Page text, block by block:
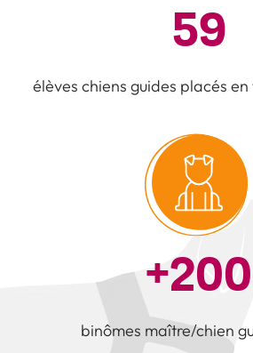
59
élèves chiens guides placés en
+200
binômes maître/chien